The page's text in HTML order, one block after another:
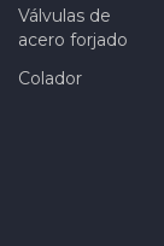
Válvulas de
acero forjado
Colador